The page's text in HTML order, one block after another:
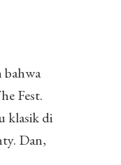
bahwa
Fest.
klasik di
Dan,